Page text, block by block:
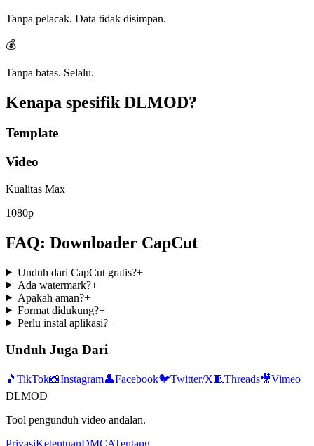
Tanpa pelacak. Data tidak disimpan.
💰
Tanpa batas. Selalu.
Kenapa spesifik DLMOD?
Template
Video
Kualitas Max
1080p
FAQ: Downloader CapCut
Unduh dari CapCut gratis?+
Ada watermark?+
Apakah aman?+
Format didukung?+
Perlu instal aplikasi?+
Unduh Juga Dari
🎵 TikTok📸Instagram👤Facebook🐦Twitter/X🧵Threads🎥Vimeo
DLMOD
Tool pengunduh video andalan.